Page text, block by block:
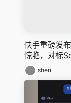
快手重磅发
惊艳，对标
shen